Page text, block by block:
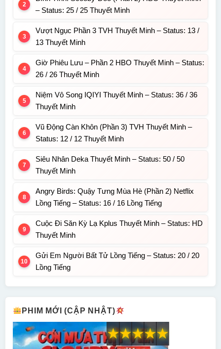
– Status: 25 / 25 Thuyết Minh
Vượt Ngục Phần 3 TVH Thuyết Minh – Status: 13 /
13 Thuyết Minh
Giờ Phiêu Lưu – Phần 2 HBO Thuyết Minh – Status:
26 / 26 Thuyết Minh
Niệm Vô Song IQIYI Thuyết Minh – Status: 36 / 36
Thuyết Minh
Vũ Động Càn Khôn (Phần 3) TVH Thuyết Minh –
Status: 12 / 12 Thuyết Minh
Siêu Nhân Deka Thuyết Minh – Status: 50 / 50
Thuyết Minh
Angry Birds: Quậy Tưng Mùa Hè (Phần 2) Netflix
Lồng Tiếng – Status: 16 / 16 Lồng Tiếng
Cuộc Đi Săn Kỳ Lạ Kplus Thuyết Minh – Status: HD
Thuyết Minh
Gửi Em Người Bất Tử Lồng Tiếng – Status: 20 / 20
Lồng Tiếng
PHIM MỚI (CẬP NHẬT)
★
★
★
★
★